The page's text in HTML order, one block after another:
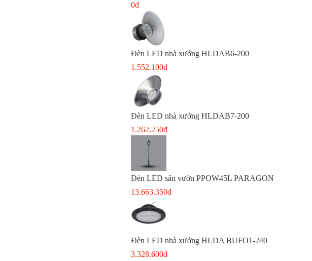
0đ
Đèn LED nhà xưởng HLDAB6-200
1.552.100đ
Đèn LED nhà xưởng HLDAB7-200
1.262.250đ
Đèn LED sân vườn PPOW45L PARAGON
13.663.350đ
Đèn LED nhà xưởng HLDA BUFO1-240
3.328.600đ